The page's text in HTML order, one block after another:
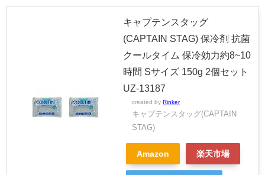
キャプテンスタッグ
(CAPTAIN STAG) 保冷剤 抗菌
クールタイム 保冷効力約8~10
時間 Sサイズ 150g 2個セット
UZ-13187
created by Rinker
キャプテンスタッグ(CAPTAIN
STAG)
Amazon 楽天市場